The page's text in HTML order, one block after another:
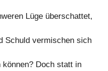
Lüge überschattet,
Schuld vermischen sich
Doch statt in